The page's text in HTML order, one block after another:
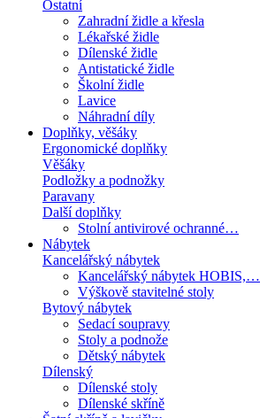
Ostatní
Zahradní židle a křesla
Lékařské židle
Dílenské židle
Antistatické židle
Školní židle
Lavice
Náhradní díly
Doplňky, věšáky
Ergonomické doplňky
Věšáky
Podložky a podnožky
Paravany
Další doplňky
Stolní antivirové ochranné…
Nábytek
Kancelářský nábytek
Kancelářský nábytek HOBIS,…
Výškově stavitelné stoly
Bytový nábytek
Sedací soupravy
Stoly a podnože
Dětský nábytek
Dílenský
Dílenské stoly
Dílenské skříně